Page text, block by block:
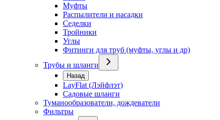
Муфты
Распылители и насадки
Седелки
Тройники
Углы
Фитинги для труб (муфты, углы и др)
Трубы и шланги
Назад
LayFlat (Лэйфлэт)
Садовые шланги
Туманообразователи, дождеватели
Фильтры